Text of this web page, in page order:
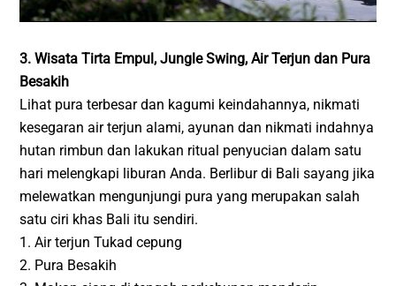
3. Wisata Tirta Empul, Jungle Swing, Air Terjun dan Pura
Besakih
Lihat pura terbesar dan kagumi keindahannya, nikmati
kesegaran air terjun alami, ayunan dan nikmati indahnya
hutan rimbun dan lakukan ritual penyucian dalam satu
hari melengkapi liburan Anda. Berlibur di Bali sayang jika
melewatkan mengunjungi pura yang merupakan salah
satu ciri khas Bali itu sendiri.
1. Air terjun Tukad cepung
2. Pura Besakih